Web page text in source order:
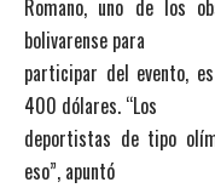
Romano, uno de los
bolivarense para
participar del evento,
400 dólares. “Los
deportistas de tipo
eso”, apuntó